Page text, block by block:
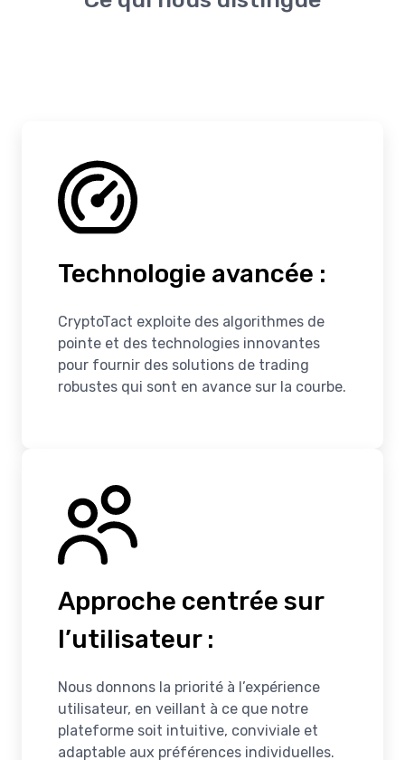
Technologie avancée :
CryptoTact exploite des algorithmes de
pointe et des technologies innovantes
pour fournir des solutions de trading
robustes qui sont en avance sur la courbe.
Approche centrée sur
l’utilisateur :
Nous donnons la priorité à l’expérience
utilisateur, en veillant à ce que notre
plateforme soit intuitive, conviviale et
adaptable aux préférences individuelles.